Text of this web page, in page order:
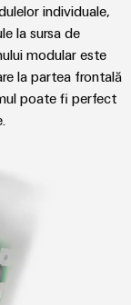
individuale,
la sursa de
modular este
la partea frontală
poate fi perfect